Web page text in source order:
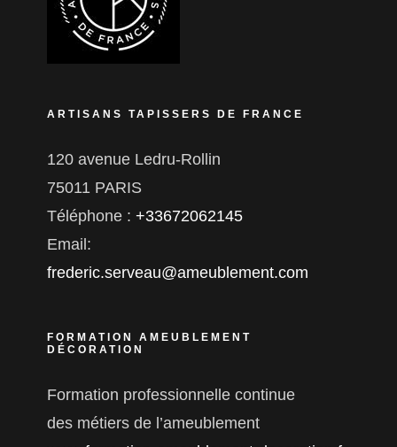
ARTISANS TAPISSERS DE FRANCE
120 avenue Ledru-Rollin
75011 PARIS
Téléphone : +33672062145
Email:
frederic.serveau@ameublement.com
FORMATION AMEUBLEMENT
DÉCORATION
Formation professionnelle continue
des métiers de l’ameublement